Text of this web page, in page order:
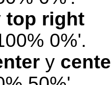
top right
0%'.
y